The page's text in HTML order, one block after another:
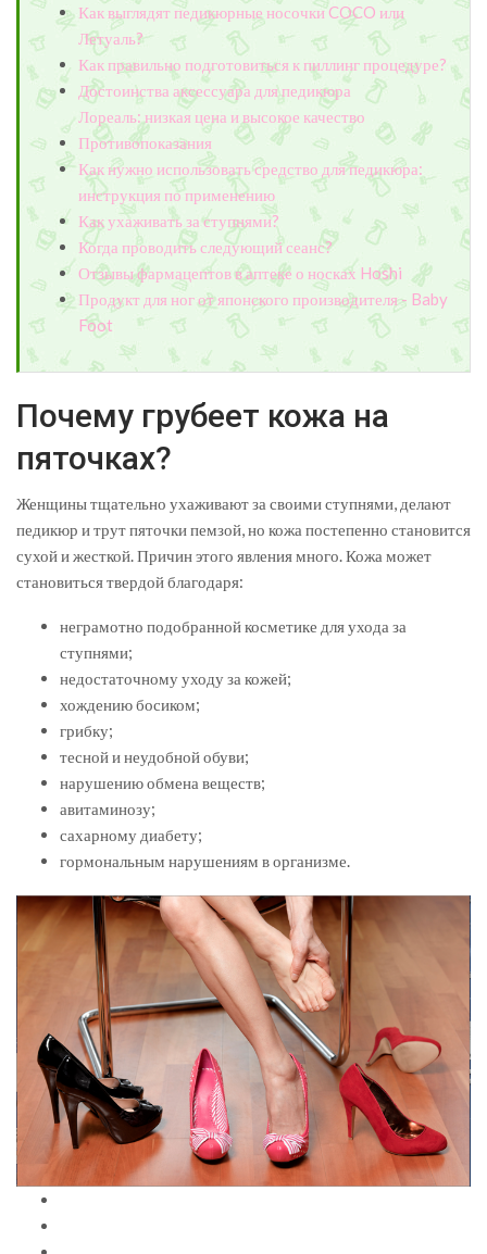
Как выглядят педикюрные носочки COCO или
Летуаль?
Как правильно подготовиться к пиллинг процедуре?
Достоинства аксессуара для педикюра
Лореаль: низкая цена и высокое качество
Противопоказания
Как нужно использовать средство для педикюра:
инструкция по применению
Как ухаживать за ступнями?
Когда проводить следующий сеанс?
Отзывы фармацептов в аптеке о носках Hoshi
Продукт для ног от японского производителя - Baby
Foot
Почему грубеет кожа на
пяточках?
Женщины тщательно ухаживают за своими ступнями, делают
педикюр и трут пяточки пемзой, но кожа постепенно становится
сухой и жесткой. Причин этого явления много. Кожа может
становиться твердой благодаря:
неграмотно подобранной косметике для ухода за
ступнями;
недостаточному уходу за кожей;
хождению босиком;
грибку;
тесной и неудобной обуви;
нарушению обмена веществ;
авитаминозу;
сахарному диабету;
гормональным нарушениям в организме.